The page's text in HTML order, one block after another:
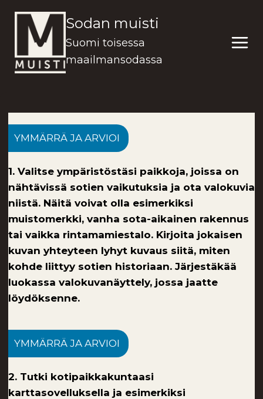
sisältöön
Sodan muisti
Suomi toisessa
maailmansodassa
YMMÄRRÄ JA ARVIOI
1. Valitse ympäristöstäsi paikkoja, joissa on
nähtävissä sotien vaikutuksia ja ota valokuvia
niistä. Näitä voivat olla esimerkiksi
muistomerkki, vanha sota-aikainen rakennus
tai vaikka rintamamiestalo. Kirjoita jokaisen
kuvan yhteyteen lyhyt kuvaus siitä, miten
kohde liittyy sotien historiaan. Järjestäkää
luokassa valokuvanäyttely, jossa jaatte
löydöksenne.
YMMÄRRÄ JA ARVIOI
2. Tutki kotipaikkakuntaasi
karttasovelluksella ja esimerkiksi